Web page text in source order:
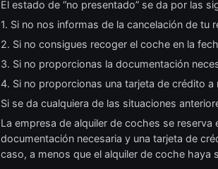
El estado de “no presentado” se da por las
1. Si no nos informas de la cancelación de tu
2. Si no consigues recoger el coche en la
3. Si no proporcionas la documentación
4. Si no proporcionas una tarjeta de crédito
Si se da cualquiera de las situaciones
La empresa de alquiler de coches se
documentación necesaria y una tarjeta de
caso, a menos que el alquiler de coche